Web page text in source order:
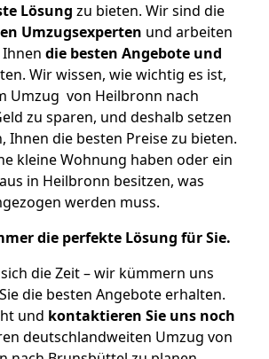
Lösung zu bieten. Wir sind die
Umzugsexperten und arbeiten
die besten Angebote und
Wir wissen, wie wichtig es ist,
Umzug von Heilbronn nach
zu sparen, und deshalb setzen
Ihnen die besten Preise zu bieten.
kleine Wohnung haben oder ein
in Heilbronn besitzen, was
werden muss.
die perfekte Lösung für Sie.
die Zeit – wir kümmern uns
die besten Angebote erhalten.
und kontaktieren Sie uns noch
deutschlandweiten Umzug von